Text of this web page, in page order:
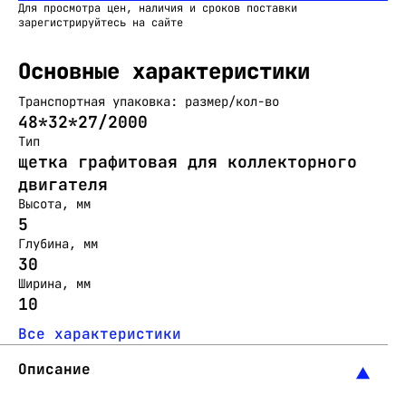
Для просмотра цен, наличия и сроков поставки
зарегистрируйтесь на сайте
Основные характеристики
Транспортная упаковка: размер/кол-во
48*32*27/2000
Тип
щетка графитовая для коллекторного
двигателя
Высота, мм
5
Глубина, мм
30
Ширина, мм
10
Все характеристики
Описание